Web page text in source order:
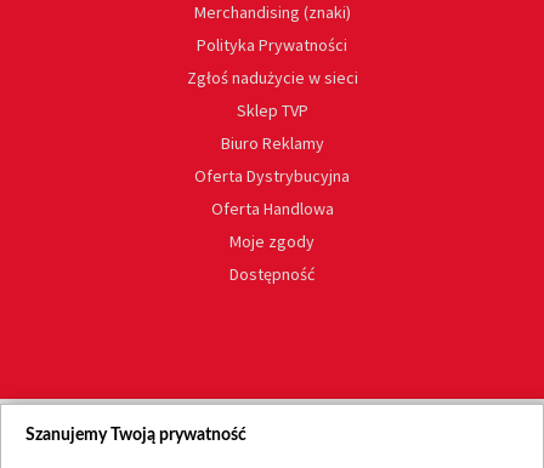
Merchandising (znaki)
Polityka Prywatności
Zgłoś nadużycie w sieci
Sklep TVP
Biuro Reklamy
Oferta Dystrybucyjna
Oferta Handlowa
Moje zgody
Dostępność
Szanujemy Twoją prywatność